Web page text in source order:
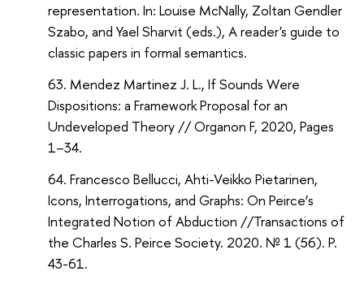
representation. In: Louise McNally, Zoltan Gendler
Szabo, and Yael Sharvit (eds.), A reader's guide to
classic papers in formal semantics.
Mendez Martinez J. L., If Sounds Were
Dispositions: a Framework Proposal for an
Undeveloped Theory // Organon F, 2020, Pages
1–34.
Francesco Bellucci, Ahti-Veikko Pietarinen,
Icons, Interrogations, and Graphs: On Peirce’s
Integrated Notion of Abduction //Transactions of
the Charles S. Peirce Society. 2020. № 1 (56). P.
43-61.